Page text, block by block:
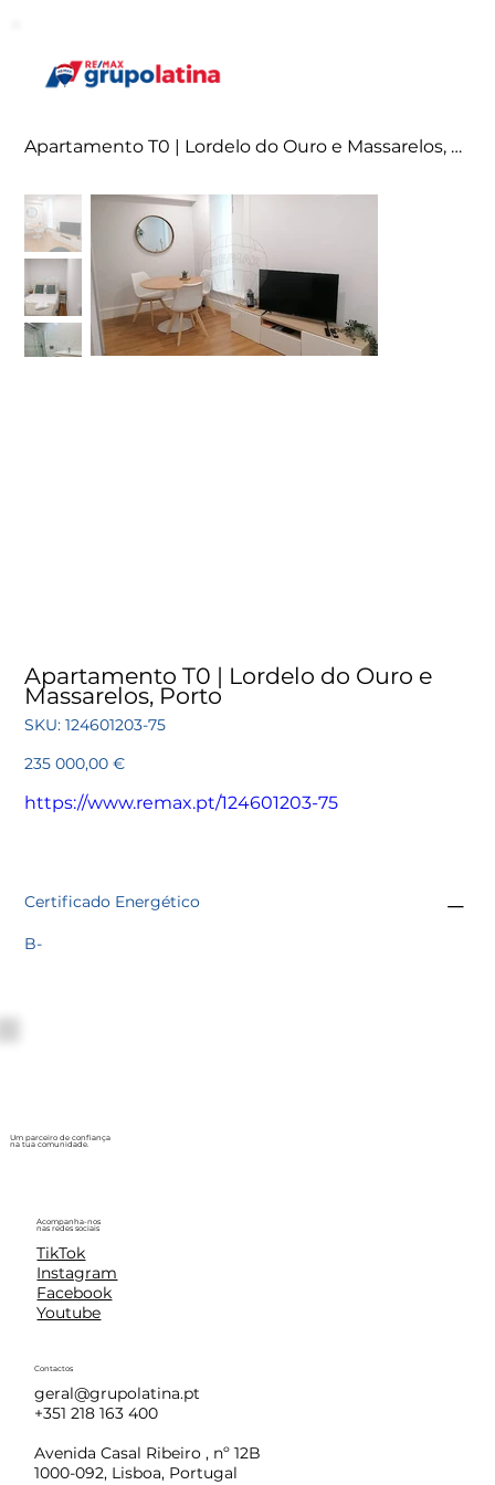
Apartamento T0 | Lordelo do Ouro e Massarelos, Porto
Apartamento T0 | Lordelo do Ouro e
Massarelos, Porto
SKU: SKU
124601203-
124601203-75
Preço
235 000,00 €
https://www.remax.pt/124601203-75
Certificado Energético
B-
Um parceiro de confiança
na tua comunidade.
Acompanha-nos
nas redes sociais
TikTok
Instagram
Facebook
Youtube
Contactos
geral@grupolatina.pt
+351 218 163 400
Avenida Casal Ribeiro , nº 12B
1000-092, Lisboa, Portugal